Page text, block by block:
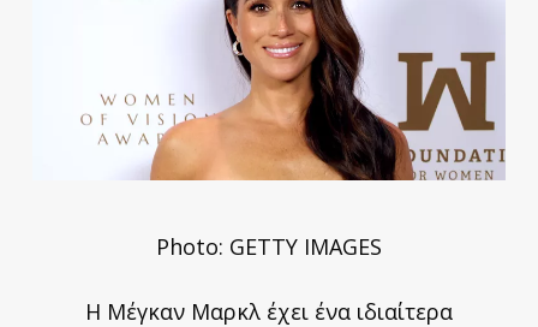
Photο: GETTY IMAGES
Η Μέγκαν Μαρκλ έχει ένα ιδιαίτερα